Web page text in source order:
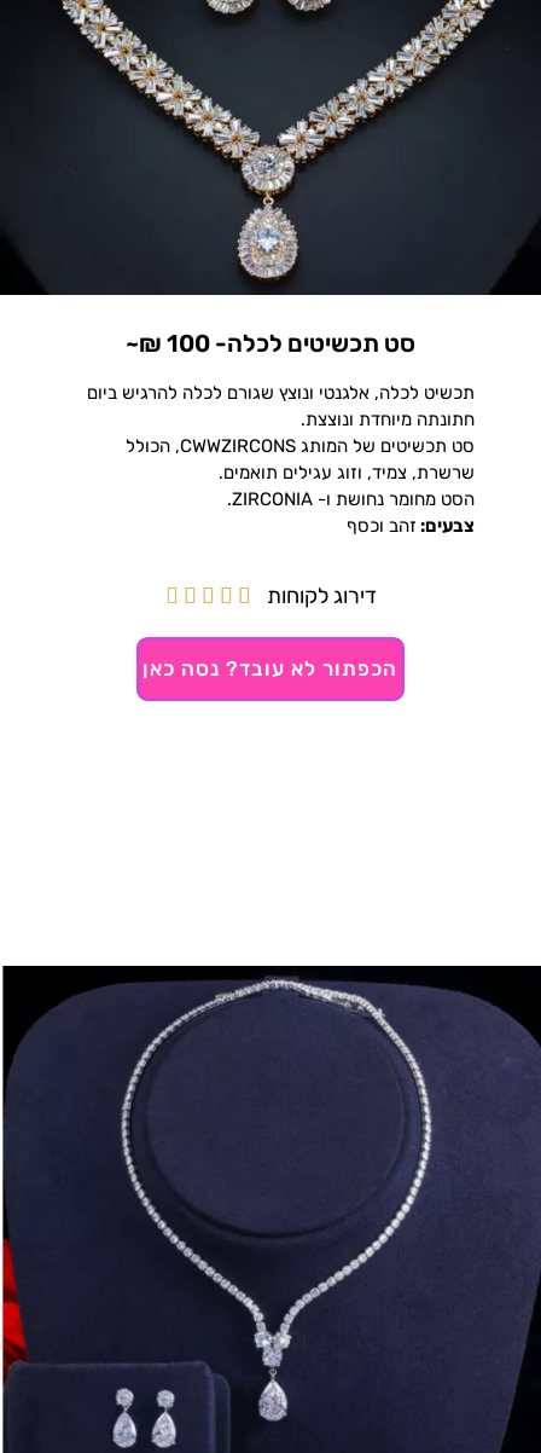
סט תכשיטים לכלה- 100 ₪~
תכשיט לכלה, אלגנטי ונוצץ שגורם לכלה להרגיש ביום
חתונתה מיוחדת ונוצצת.
סט תכשיטים של המותג CWWZIRCONS
, הכולל
שרשרת, צמיד, וזוג עגילים תואמים.
הסט מחומר נחושת ו- ZIRCONIA.
צבעים: זהב וכסף
דירוג לקוחות 




הכפתור לא עובד? נסה כאן